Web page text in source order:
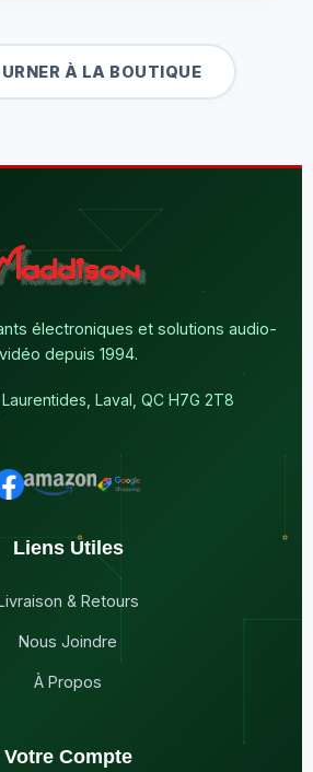
À LA BOUTIQUE
électroniques et solutions audio-
vidéo depuis 1994.
Laval, QC H7G 2T8
Liens Utiles
& Retours
Nous Joindre
À Propos
Votre Compte